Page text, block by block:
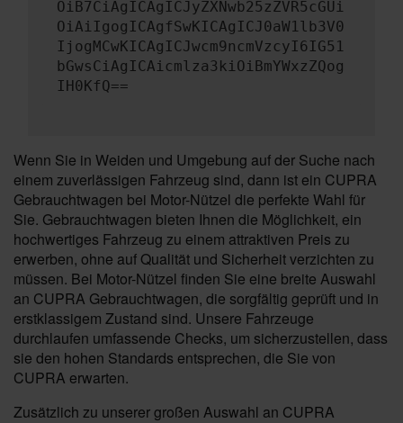
OiB7CiAgICAgICJyZXNwb25zZVR5cGUi
OiAiIgogICAgfSwKICAgICJ0aW1lb3V0
IjogMCwKICAgICJwcm9ncmVzcyI6IG51
bGwsCiAgICAicmlza3kiOiBmYWxzZQog
IH0KfQ==
Wenn Sie in Weiden und Umgebung auf der Suche nach
einem zuverlässigen Fahrzeug sind, dann ist ein CUPRA
Gebrauchtwagen bei Motor-Nützel die perfekte Wahl für
Sie. Gebrauchtwagen bieten Ihnen die Möglichkeit, ein
hochwertiges Fahrzeug zu einem attraktiven Preis zu
erwerben, ohne auf Qualität und Sicherheit verzichten zu
müssen. Bei Motor-Nützel finden Sie eine breite Auswahl
an CUPRA Gebrauchtwagen, die sorgfältig geprüft und in
erstklassigem Zustand sind. Unsere Fahrzeuge
durchlaufen umfassende Checks, um sicherzustellen, dass
sie den hohen Standards entsprechen, die Sie von
CUPRA erwarten.
Zusätzlich zu unserer großen Auswahl an CUPRA